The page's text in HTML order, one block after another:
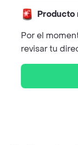
Producto
Por el
revisar tu